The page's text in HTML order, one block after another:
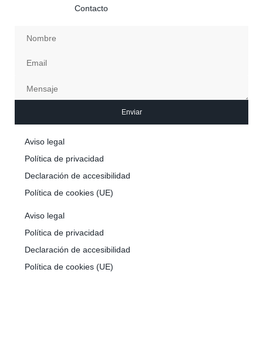
Contacto
Enviar
Aviso legal
Política de privacidad
Declaración de accesibilidad
Política de cookies (UE)
Aviso legal
Política de privacidad
Declaración de accesibilidad
Política de cookies (UE)